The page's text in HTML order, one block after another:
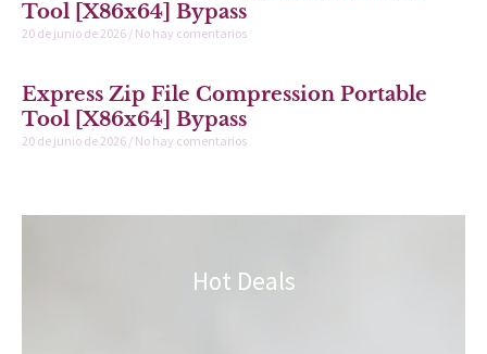
Tool [x86x64] Bypass
20 de junio de 2026 No hay comentarios
Express Zip File Compression Portable
Tool [x86x64] Bypass
20 de junio de 2026 No hay comentarios
Hot Deals